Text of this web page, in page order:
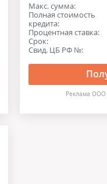
Макс. сумма:
Полная стоимость
кредита:
Процентная ставка:
Срок:
Свид. ЦБ РФ №:
Реклама ООО